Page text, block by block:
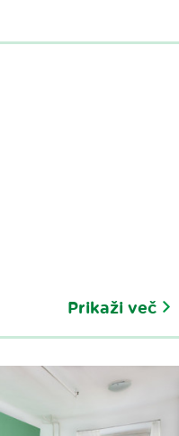
Prikaži več